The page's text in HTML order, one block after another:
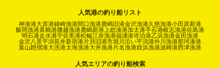
人気港の釣り船リスト
神湊港大原港鐘崎漁港間口漁港鹿嶋旧港金沢漁港久慈漁港小田原新港
飯岡漁港真鶴港腰越漁港鹿嶋新港上総湊港加太港手石港岐志漁港佐島港
明石港走水港宇佐美港松輪江奈漁港福浦港寺泊港乙浜漁港金田漁港
金沢八景平潟長井新宿港片貝旧港市堀川沿い平潟港外川漁港那珂湊港
葉山鐙摺港大洗港太海漁港大井漁港片名漁港姪浜漁港波崎港西津漁港
人気エリアの釣り船検索